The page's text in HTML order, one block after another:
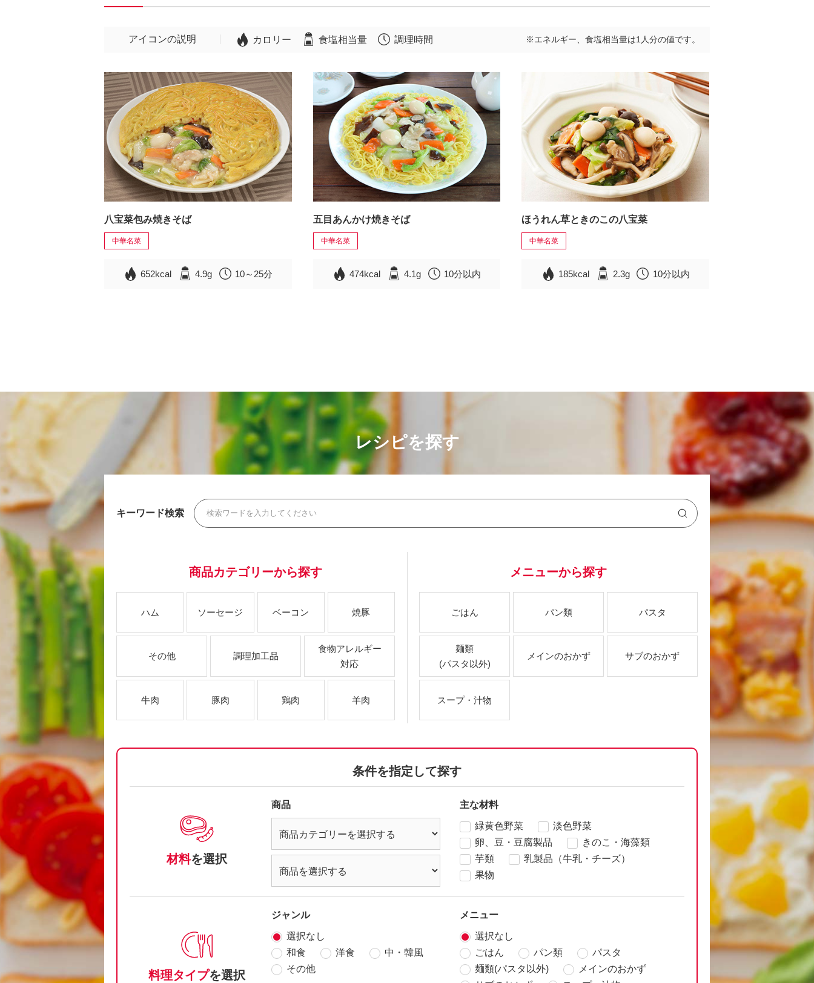
アイコンの説明 カロリー 食塩相当量 調理時間 ※エネルギー、食塩相当量は1人分の値です。
八宝菜包み焼きそば
中華名菜
652kcal 4.9g 10～25分
五目あんかけ焼きそば
中華名菜
474kcal 4.1g 10分以内
ほうれん草ときのこの八宝菜
中華名菜
185kcal 2.3g 10分以内
レシピを探す
キーワード検索
商品カテゴリーから探す
ハム ソーセージ ベーコン 焼豚
その他 調理加工品
食物アレルギー
対応
牛肉 豚肉 鶏肉 羊肉
メニューから探す
ごはん パン類 パスタ
麺類
(パスタ以外)
メインのおかず サブのおかず
スープ・汁物
条件を指定して探す
材料を選択
商品 主な材料
緑黄色野菜
淡色野菜
卵、豆・豆腐製品
きのこ・海藻類
芋類
乳製品（牛乳・チーズ）
果物
料理タイプを選択
ジャンル
選択なし
和食
洋食
中・韓風
その他
メニュー
選択なし
ごはん
パン類
パスタ
麺類(パスタ以外)
メインのおかず